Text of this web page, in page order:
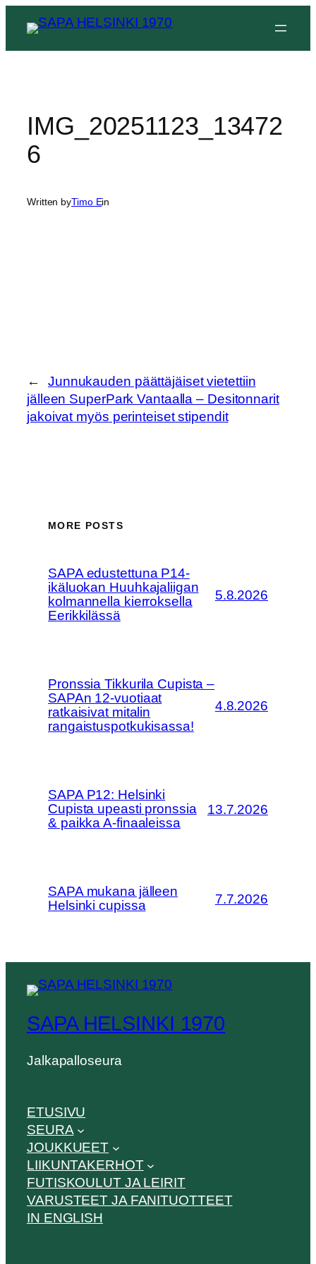
sisältöön
IMG_20251123_13472
6
Written byTimo Ein
←
Junnukauden päättäjäiset vietettiin
jälleen SuperPark Vantaalla – Desitonnarit
jakoivat myös perinteiset stipendit
MORE POSTS
SAPA edustettuna P14-
ikäluokan Huuhkajaliigan
kolmannella kierroksella
Eerikkilässä
5.8.2026
Pronssia Tikkurila Cupista –
SAPAn 12-vuotiaat
ratkaisivat mitalin
rangaistuspotkukisassa!
4.8.2026
SAPA P12: Helsinki
Cupista upeasti pronssia
& paikka A-finaaleissa
13.7.2026
SAPA mukana jälleen
Helsinki cupissa
7.7.2026
SAPA HELSINKI 1970
Jalkapalloseura
ETUSIVU
SEURA
JOUKKUEET
LIIKUNTAKERHOT
FUTISKOULUT JA LEIRIT
VARUSTEET JA FANITUOTTEET
IN ENGLISH